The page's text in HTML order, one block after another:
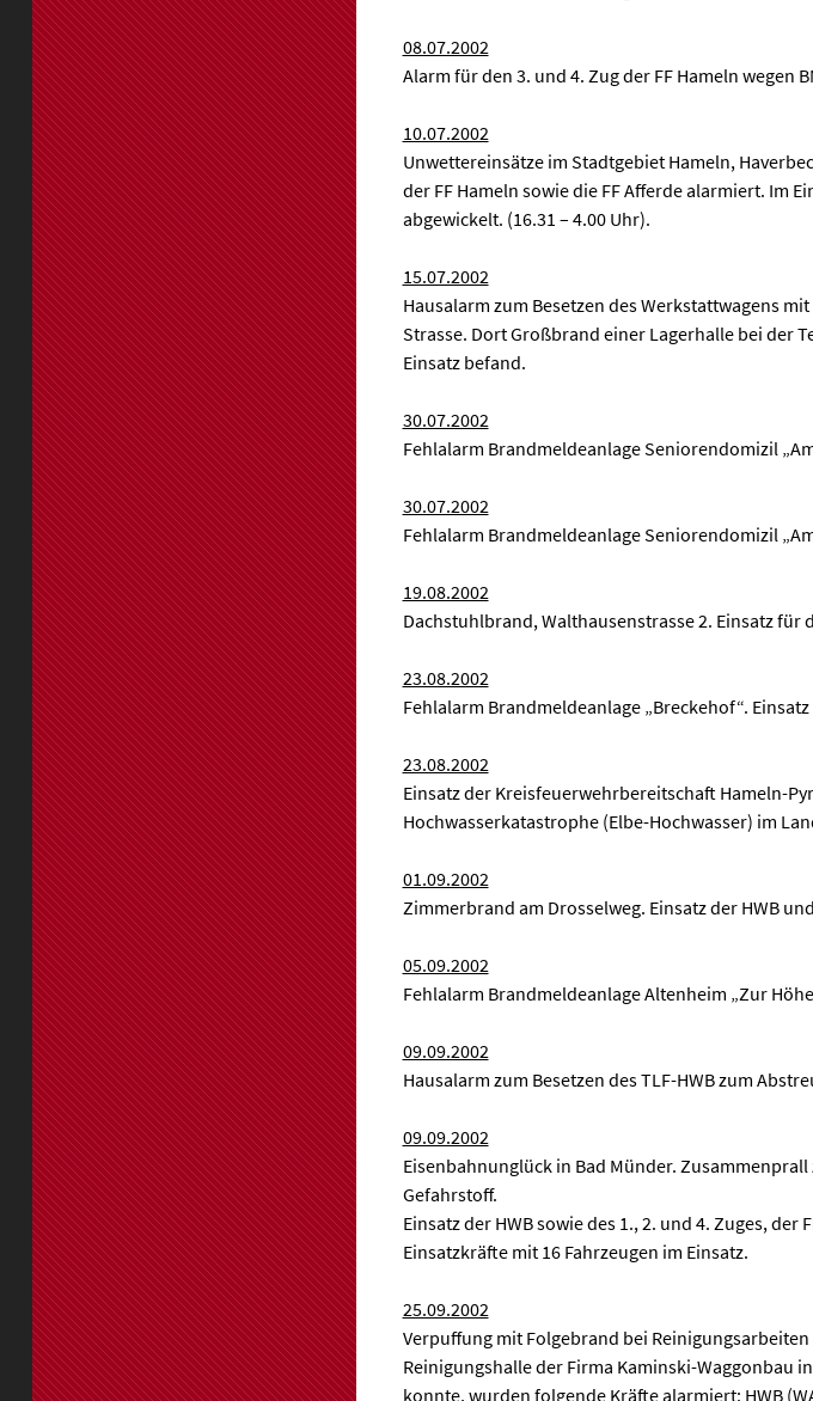
08.07.2002
Alarm für den 3. und 4. Zug der FF Hameln
10.07.2002
Unwettereinsätze im Stadtgebiet Hameln,
der FF Hameln sowie die FF Afferde alarmiert. Im
abgewickelt. (16.31 – 4.00 Uhr).
15.07.2002
Hausalarm zum Besetzen des Werkstattwagens
Strasse. Dort Großbrand einer Lagerhalle bei der
Einsatz befand.
30.07.2002
Fehlalarm Brandmeldeanlage Seniorendomizil
30.07.2002
Fehlalarm Brandmeldeanlage Seniorendomizil
19.08.2002
Dachstuhlbrand, Walthausenstrasse 2. Einsatz für
23.08.2002
Fehlalarm Brandmeldeanlage „Breckehof“.
23.08.2002
Einsatz der Kreisfeuerwehrbereitschaft Hameln-
Hochwasserkatastrophe (Elbe-Hochwasser) im
01.09.2002
Zimmerbrand am Drosselweg. Einsatz der HWB
05.09.2002
Fehlalarm Brandmeldeanlage Altenheim „Zur
09.09.2002
Hausalarm zum Besetzen des TLF-HWB zum
09.09.2002
Eisenbahnunglück in Bad Münder.
Gefahrstoff.
Einsatz der HWB sowie des 1., 2. und 4. Zuges,
Einsatzkräfte mit 16 Fahrzeugen im Einsatz.
25.09.2002
Verpuffung mit Folgebrand bei
Reinigungshalle der Firma Kaminski-Waggonbau
konnte, wurden folgende Kräfte alarmiert: HWB